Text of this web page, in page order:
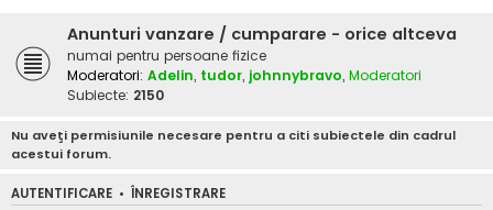
Anunturi vanzare / cumparare - orice altceva
numai pentru persoane fizice
Moderatori: Adelin, tudor, johnnybravo, Moderatori
Subiecte: 2150
Nu aveţi permisiunile necesare pentru a citi subiectele din cadrul
acestui forum.
AUTENTIFICARE • ÎNREGISTRARE